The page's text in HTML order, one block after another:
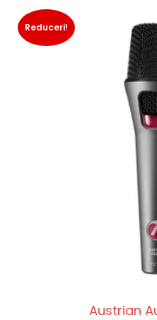
Reduceri!
Austrian